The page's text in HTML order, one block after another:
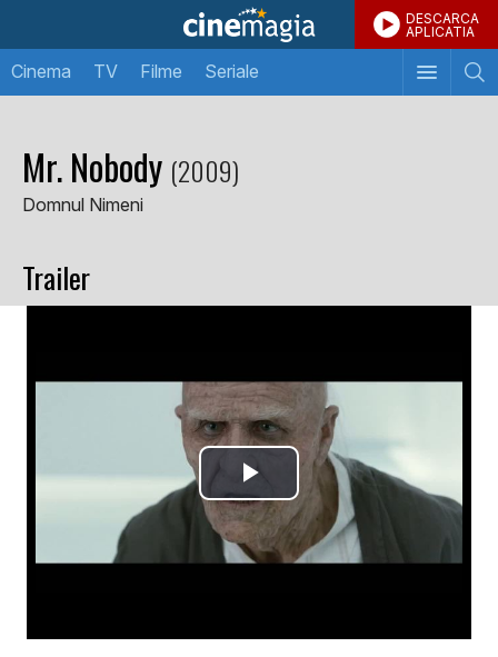
DESCARCA
APLICATIA
Cinema TV Filme Seriale
Mr. Nobody (2009)
Domnul Nimeni
Trailer